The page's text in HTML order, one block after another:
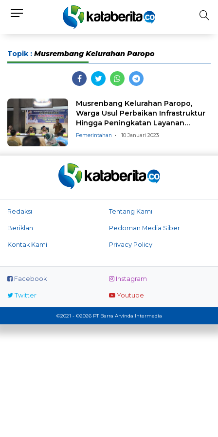
Topik : Musrembang Kelurahan Paropo
Musrenbang Kelurahan Paropo,
Warga Usul Perbaikan Infrastruktur
Hingga Peningkatan Layanan
Kesehatan
Pemerintahan 10 Januari 2023
Redaksi Tentang Kami
Beriklan Pedoman Media Siber
Kontak Kami Privacy Policy
Facebook Instagram
Twitter Youtube
©2021 - ©2026 PT Barra Arvinda Intermedia